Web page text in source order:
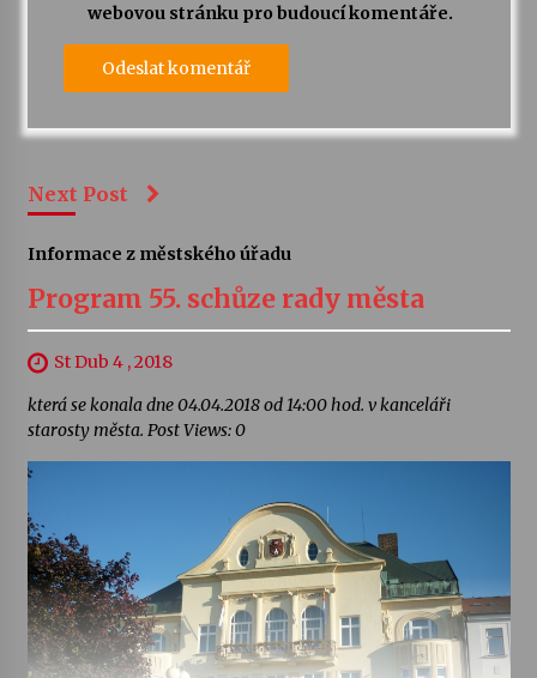
webovou stránku pro budoucí komentáře.
Next Post
Informace z městského úřadu
Program 55. schůze rady města
St Dub 4 , 2018
která se konala dne 04.04.2018 od 14:00 hod. v kanceláři
starosty města. Post Views: 0